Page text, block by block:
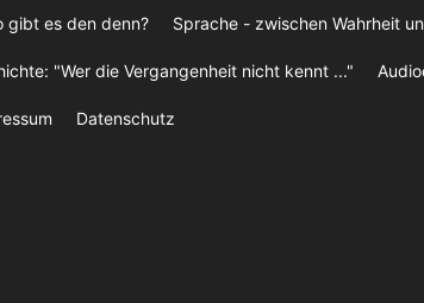
gibt es den denn? Sprache - zwischen Wahrheit
"Wer die Vergangenheit nicht kennt ..."
Datenschutz